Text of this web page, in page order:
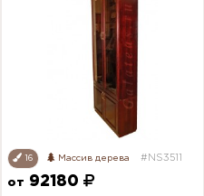
16 Массив дерева #NS3511
от
92180